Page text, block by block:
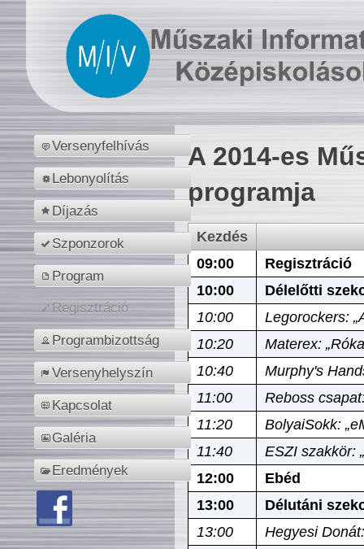
Versenyfelhívás
Lebonyolítás
Díjazás
Szponzorok
Program
Regisztráció
Programbizottság
Versenyhelyszín
Kapcsolat
Galéria
Eredmények
A 2014-es
programja
Kezdés
09:00
Regisztráció
10:00
Délelőtti
10:00
Legorockers:
10:20
Materex:
10:40
Murphy's
11:00
Reboss
11:20
BolyaiSokk:
11:40
ESZI szakkör:
12:00
Ebéd
13:00
Délutáni
13:00
Hegyesi